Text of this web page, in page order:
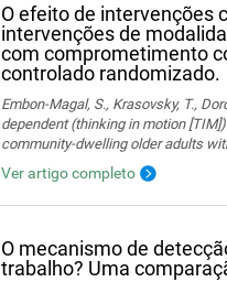
O efeito de intervenções
intervenções de
com comprometimento
controlado randomizado.
Embon-Magal, S., Krasovsky, T.,
dependent (thinking in motion
community-dwelling older adults
Ver artigo completo
O mecanismo de
trabalho? Uma